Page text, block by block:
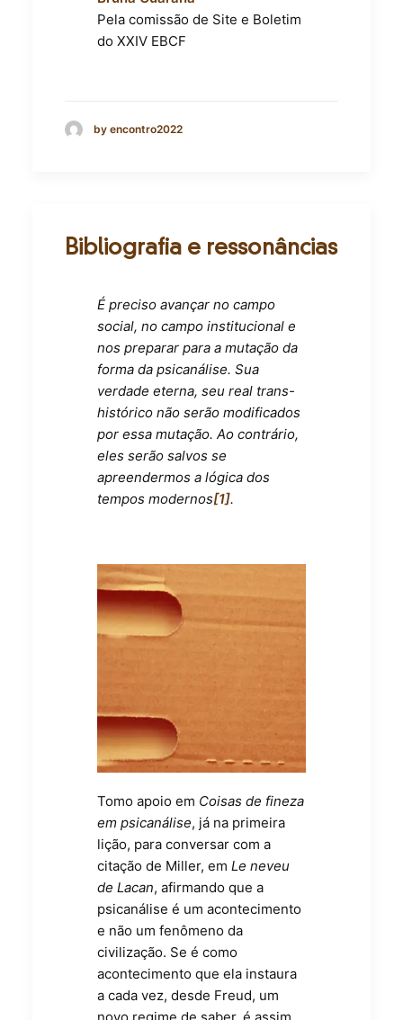
Pela comissão de Site e Boletim
do XXIV EBCF
by encontro2022
Bibliografia e ressonâncias
É preciso avançar no campo
social, no campo institucional e
nos preparar para a mutação da
forma da psicanálise. Sua
verdade eterna, seu real trans-
histórico não serão modificados
por essa mutação. Ao contrário,
eles serão salvos se
apreendermos a lógica dos
tempos modernos[1].
Tomo apoio em Coisas de fineza
em psicanálise, já na primeira
lição, para conversar com a
citação de Miller, em Le neveu
de Lacan, afirmando que a
psicanálise é um acontecimento
e não um fenômeno da
civilização. Se é como
acontecimento que ela instaura
a cada vez, desde Freud, um